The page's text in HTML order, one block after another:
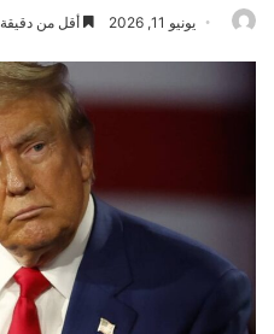
يونيو 11, 2026 أقل من دقيقة